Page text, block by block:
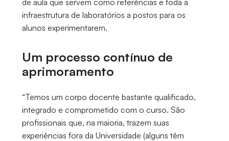
infraestrutura de laboratórios a postos para os
alunos experimentarem.
Um processo contínuo de
aprimoramento
“Temos um corpo docente bastante qualificado,
integrado e comprometido com o curso. São
profissionais que, na maioria, trazem suas
experiências fora da Universidade (alguns têm